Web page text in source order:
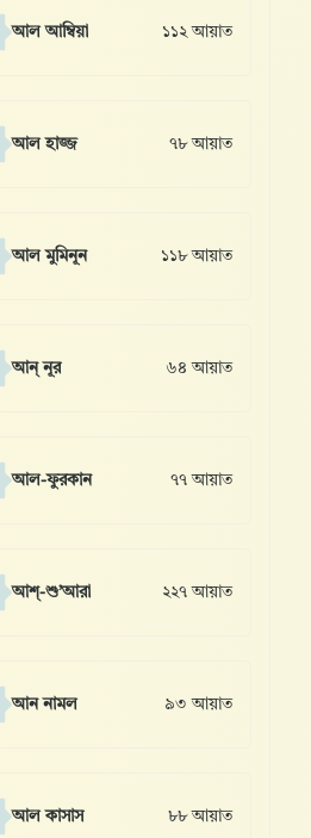
আল আম্বিয়া ১১২ আয়াত
আল হাজ্জ ৭৮ আয়াত
আল মুমিনূন ১১৮ আয়াত
আন্ নূর ৬৪ আয়াত
আল-ফুরকান ৭৭ আয়াত
আশ্-শু’আরা ২২৭ আয়াত
আন নামল ৯৩ আয়াত
আল কাসাস ৮৮ আয়াত